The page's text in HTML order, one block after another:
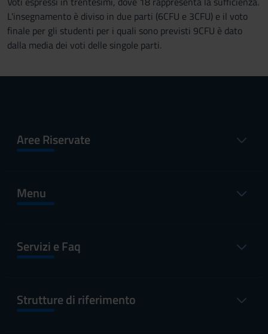
L'insegnamento è diviso in due parti (6CFU e 3CFU) e il voto
finale per gli studenti per i quali sono previsti 9CFU è dato
dalla media dei voti delle singole parti.
Aree Riservate
Menu
Servizi e Faq
Strutture di riferimento